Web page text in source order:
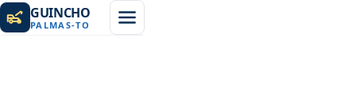
GUINCHO
PALMAS-TO